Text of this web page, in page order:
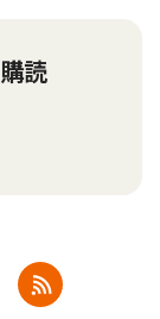
読